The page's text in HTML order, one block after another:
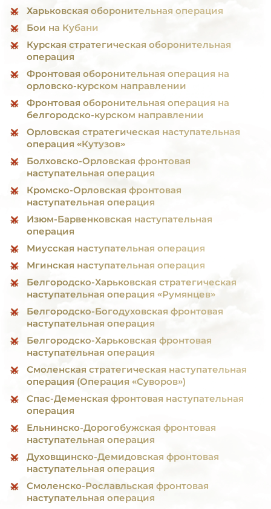
Харьковская оборонительная операция
Бои на Кубани
Курская стратегическая оборонительная
операция
Фронтовая оборонительная операция на
орловско-курском направлении
Фронтовая оборонительная операция на
белгородско-курском направлении
Орловская стратегическая наступательная
операция «Кутузов»
Болховско-Орловская фронтовая
наступательная операция
Кромско-Орловская фронтовая
наступательная операция
Изюм-Барвенковская наступательная
операция
Миусская наступательная операция
Мгинская наступательная операция
Белгородско-Харьковская стратегическая
наступательная операция «Румянцев»
Белгородско-Богодуховская фронтовая
наступательная операция
Белгородско-Харьковская фронтовая
наступательная операция
Смоленская стратегическая наступательная
операция (Операция «Суворов»)
Спас-Деменская фронтовая наступательная
операция
Ельнинско-Дорогобужская фронтовая
наступательная операция
Духовщинско-Демидовская фронтовая
наступательная операция
Смоленско-Рославльская фронтовая
наступательная операция